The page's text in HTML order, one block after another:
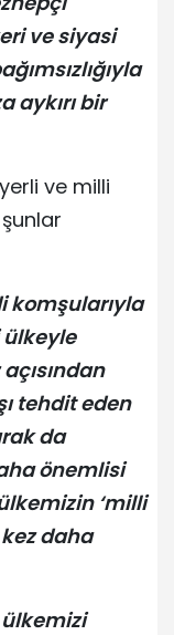
ve siyasi
aykırı bir
ve milli
komşularıyla
tehdit eden
da
önemlisi
‘milli
kez daha